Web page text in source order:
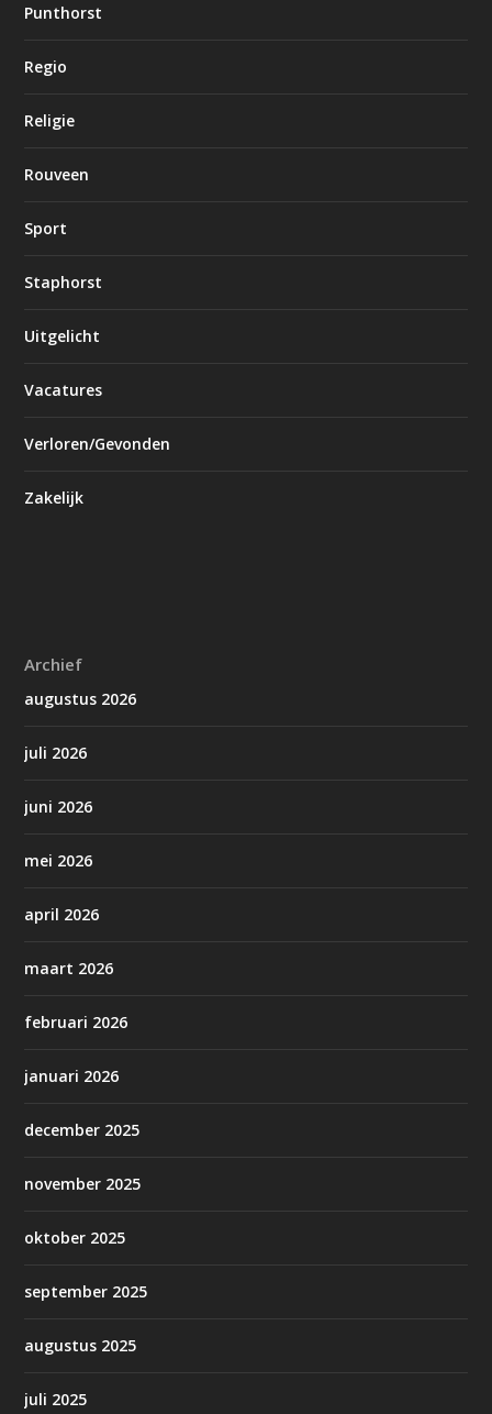
Punthorst
Regio
Religie
Rouveen
Sport
Staphorst
Uitgelicht
Vacatures
Verloren/Gevonden
Zakelijk
Archief
augustus 2026
juli 2026
juni 2026
mei 2026
april 2026
maart 2026
februari 2026
januari 2026
december 2025
november 2025
oktober 2025
september 2025
augustus 2025
juli 2025